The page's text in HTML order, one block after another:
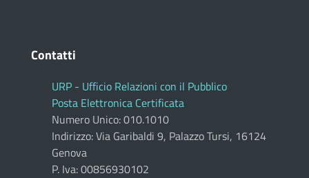
Contatti
URP - Ufficio Relazioni con il Pubblico
Posta Elettronica Certificata
Numero Unico: 010.1010
Indirizzo: Via Garibaldi 9, Palazzo Tursi, 16124
Genova
P. Iva: 00856930102